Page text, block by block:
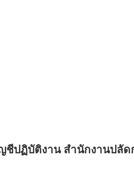
ชีปฏิบัติงาน สำนักงานปลั